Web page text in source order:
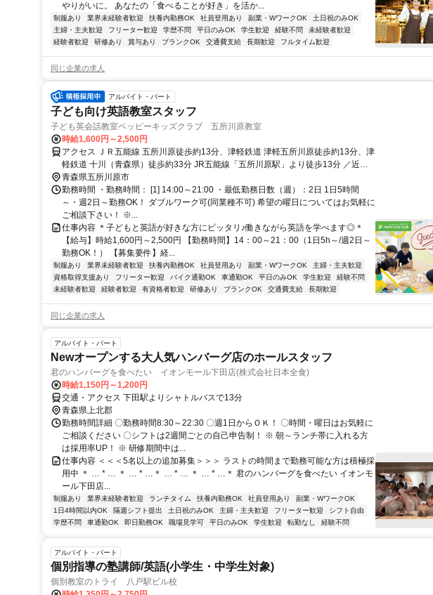
やりがいに。 あなたの「食べることが好き」を活か...
制服あり 業界未経験者歓迎 扶養内勤務OK 社員登用あり 副業・WワークOK
土日祝のみOK
主婦・主夫歓迎
フリーター歓迎 学歴不問 平日のみOK 学生歓迎 経験不問
未経験者歓迎
経験者歓迎
研修あり 賞与あり ブランクOK 交通費支給 長期歓迎 フルタイム歓迎
同じ企業の求人
アルバイト・パート
子ども向け英語教室スタッフ
子ども英会話教室ペッピーキッズクラブ 五所川原教室
時給1,600円～2,500円
アクセス ＪＲ五能線 五所川原徒歩約13分、津軽鉄道 津軽五所川原徒歩約13分、津
軽鉄道 十川（青森県）徒歩約33分 JR五能線「五所川原駅」より徒歩13分 ／近隣
教室への勤務も応相談 ※屋内禁煙
青森県五所川原市
勤務時間 ・勤務時間： [1] 14:00～21:00 ・最低勤務日数（週）：2日 1日5時間
～・週2日～勤務OK！ ダブルワーク可(同業種不可) 希望の曜日についてはお気軽に
ご相談下さい！ ※...
仕事内容 ＊子どもと英語が好きな方にピッタリ♪働きながら英語を学べます◎＊
【給与】時給1,600円～2,500円 【勤務時間】14：00～21：00（1日5h～/週2日～
勤務OK！） 【募集要件】経...
制服あり 業界未経験者歓迎 扶養内勤務OK 社員登用あり 副業・WワークOK
主婦・主夫歓迎
資格取得支援あり
フリーター歓迎 バイク通勤OK 車通勤OK 平日のみOK 学生歓迎
経験不問
未経験者歓迎
経験者歓迎 有資格者歓迎 研修あり ブランクOK 交通費支給 長期歓迎
同じ企業の求人
アルバイト・パート
Newオープンする大人気ハンバーグ店のホールスタッフ
君のハンバーグを食べたい イオンモール下田店(株式会社日本全食)
時給1,150円～1,200円
交通・アクセス 下田駅よりシャトルバスで13分
青森県上北郡
勤務時間詳細 〇勤務時間8:30～22:30 〇週1日からＯＫ！ 〇時間・曜日はお気軽に
ご相談ください 〇シフトは2週間ごとの自己申告制！ ※ 朝～ランチ帯に入れる方
は採用率UP！ ※ 研修期間中は...
仕事内容 ＜＜＜5名以上の追加募集＞＞＞ ラストの時間まで勤務可能な方は積極採
用中 ＊ … * … ＊ … * …＊ … * … ＊ … * …＊ 君のハンバーグを食べたい イオンモ
ール下田店...
制服あり 業界未経験者歓迎 ランチタイム 扶養内勤務OK 社員登用あり
副業・WワークOK
1日4時間以内OK
隔週シフト提出 土日祝のみOK 主婦・主夫歓迎 フリーター歓迎
シフト自由
学歴不問
車通勤OK 即日勤務OK 職場見学可 平日のみOK 学生歓迎 転勤なし 経験不問
アルバイト・パート
個別指導の塾講師/英語(小学生・中学生対象)
個別教室のトライ 八戸駅ビル校